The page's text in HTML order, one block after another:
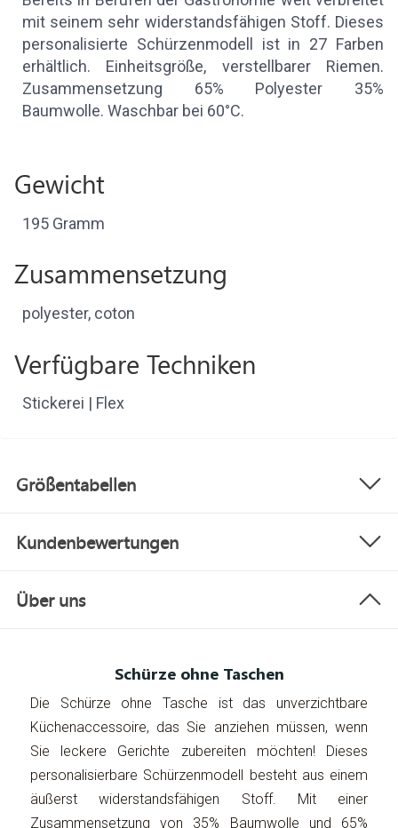
mit seinem sehr widerstandsfähigen Stoff. Dieses
personalisierte Schürzenmodell ist in 27 Farben
erhältlich. Einheitsgröße, verstellbarer Riemen.
Zusammensetzung 65% Polyester 35%
Baumwolle. Waschbar bei 60°C.
Gewicht
195 Gramm
Zusammensetzung
polyester, coton
Verfügbare Techniken
Stickerei | Flex
Größentabellen
Kundenbewertungen
Über uns
Schürze ohne Taschen
Die Schürze ohne Tasche ist das unverzichtbare
Küchenaccessoire, das Sie anziehen müssen, wenn
Sie leckere Gerichte zubereiten möchten! Dieses
personalisierbare Schürzenmodell besteht aus einem
äußerst widerstandsfähigen Stoff. Mit einer
Zusammensetzung von 35% Baumwolle und 65%